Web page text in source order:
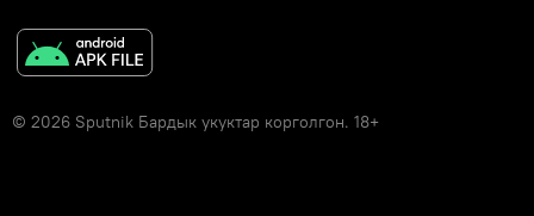
© 2026 Sputnik Бардык укуктар корголгон. 18+